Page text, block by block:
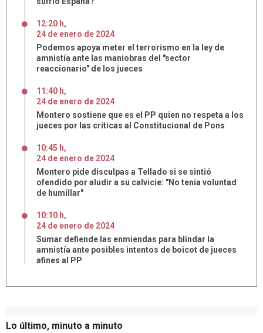
Lo último, minuto a minuto
12:20 h,
24 de enero de 2024
Podemos apoya meter el terrorismo en la ley de
amnistía ante las maniobras del "sector
reaccionario" de los jueces
11:40 h,
24 de enero de 2024
Montero sostiene que es el PP quien no respeta a los
jueces por las críticas al Constitucional de Pons
10:45 h,
24 de enero de 2024
Montero pide disculpas a Tellado si se sintió
ofendido por aludir a su calvicie: "No tenía voluntad
de humillar"
10:10 h,
24 de enero de 2024
Sumar defiende las enmiendas para blindar la
amnistía ante posibles intentos de boicot de jueces
afines al PP